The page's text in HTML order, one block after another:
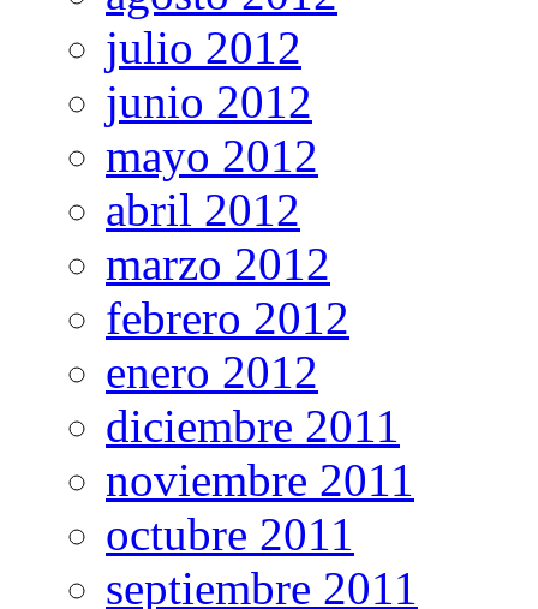
julio 2012
junio 2012
mayo 2012
abril 2012
marzo 2012
febrero 2012
enero 2012
diciembre 2011
noviembre 2011
octubre 2011
septiembre 2011